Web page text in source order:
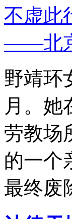
不虚此
——北
野靖环
月。她
劳教场
的一个
最终废